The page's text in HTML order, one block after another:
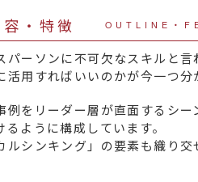
・特徴 OUTLINE・
パーソンに不可欠なスキルと
活用すればいいのかが今一つ分
例をリーダー層が直面するシ
ように構成しています。
ルシンキング」の要素も織り